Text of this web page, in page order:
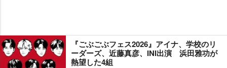
『ごぶごぶフェス2026』アイナ、学校のリ
ーダーズ、近藤真彦、INI出演 浜田雅功が
熱望した4組